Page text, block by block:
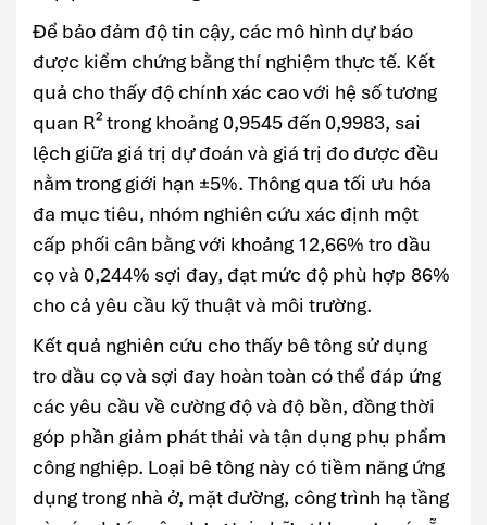
Để bảo đảm độ tin cậy, các mô hình dự báo
được kiểm chứng bằng thí nghiệm thực tế. Kết
quả cho thấy độ chính xác cao với hệ số tương
quan R² trong khoảng 0,9545 đến 0,9983, sai
lệch giữa giá trị dự đoán và giá trị đo được đều
nằm trong giới hạn ±5%. Thông qua tối ưu hóa
đa mục tiêu, nhóm nghiên cứu xác định một
cấp phối cân bằng với khoảng 12,66% tro dầu
cọ và 0,244% sợi đay, đạt mức độ phù hợp 86%
cho cả yêu cầu kỹ thuật và môi trường.
Kết quả nghiên cứu cho thấy bê tông sử dụng
tro dầu cọ và sợi đay hoàn toàn có thể đáp ứng
các yêu cầu về cường độ và độ bền, đồng thời
góp phần giảm phát thải và tận dụng phụ phẩm
công nghiệp. Loại bê tông này có tiềm năng ứng
dụng trong nhà ở, mặt đường, công trình hạ tầng